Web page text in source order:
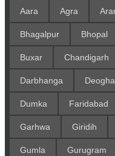
Aara Agra
Bhagalpur Bhopal
Buxar Chandigarh
Darbhanga
Dumka Faridabad
Garhwa Giridih
Gumla Gurugram